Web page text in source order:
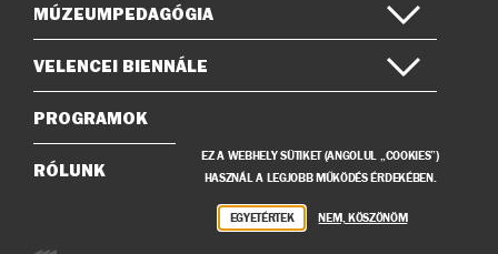
MÚZEUMPEDAGÓGIA
VELENCEI BIENNÁLE
PROGRAMOK
RÓLUNK
EZ A WEBHELY SÜTIKET (ANGOLUL „COOKIES”)
HASZNÁL A LEGJOBB MŰKÖDÉS ÉRDEKÉBEN.
EGYETÉRTEK NEM, KÖSZÖNÖM